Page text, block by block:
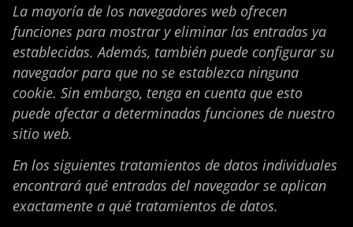
La mayoría de los navegadores web ofrecen
funciones para mostrar y eliminar las entradas ya
establecidas. Además, también puede configurar su
navegador para que no se establezca ninguna
cookie. Sin embargo, tenga en cuenta que esto
puede afectar a determinadas funciones de nuestro
sitio web.
En los siguientes tratamientos de datos individuales
encontrará qué entradas del navegador se aplican
exactamente a qué tratamientos de datos.